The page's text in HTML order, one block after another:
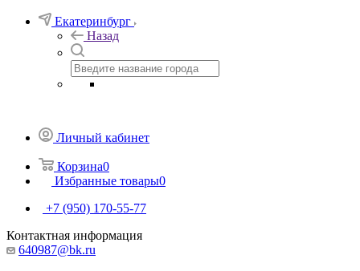
Екатеринбург
Назад
Личный кабинет
Корзина0
Избранные товары0
+7 (950) 170-55-77
Контактная информация
640987@bk.ru